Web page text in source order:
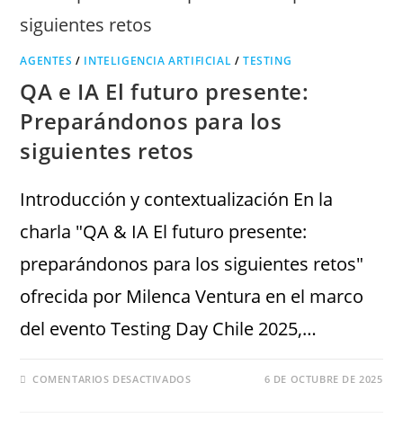
AGENTES / INTELIGENCIA ARTIFICIAL /TESTING
QA e IA El futuro presente:
Preparándonos para los
siguientes retos
Introducción y contextualización En la
charla "QA & IA El futuro presente:
preparándonos para los siguientes retos"
ofrecida por Milenca Ventura en el marco
del evento Testing Day Chile 2025,…
COMENTARIOS DESACTIVADOS 6 DE OCTUBRE DE 2025